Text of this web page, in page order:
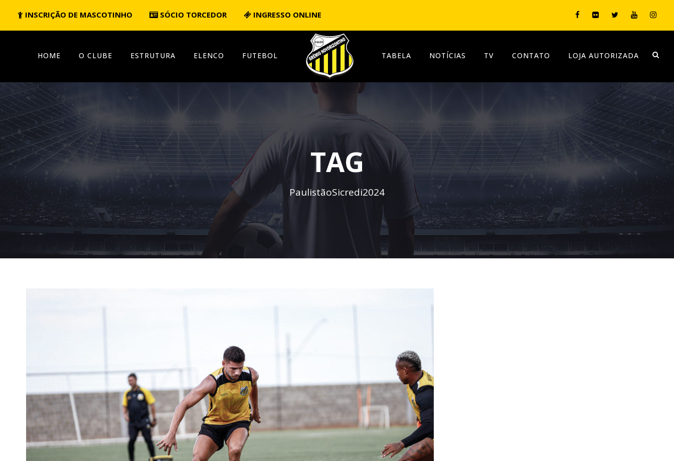
INSCRIÇÃO DE MASCOTINHO SÓCIO TORCEDOR INGRESSO ONLINE
HOME O CLUBE ESTRUTURA ELENCO FUTEBOL TABELA NOTÍCIAS TV CONTATO LOJA AUTORIZADA
TAG
PaulistãoSicredi2024